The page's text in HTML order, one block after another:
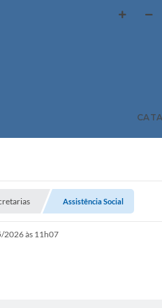
Assistência Social
2026 às 11h07